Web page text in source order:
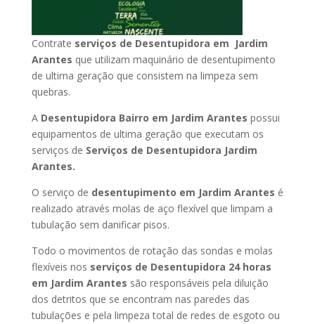
Contrate serviços de Desentupidora em Jardim
Arantes que utilizam maquinário de desentupimento
de ultima geração que consistem na limpeza sem
quebras.
A Desentupidora Bairro em Jardim Arantes possui
equipamentos de ultima geração que executam os
serviços de Serviços de Desentupidora Jardim
Arantes.
O serviço de desentupimento em Jardim Arantes é
realizado através molas de aço flexível que limpam a
tubulação sem danificar pisos.
Todo o movimentos de rotação das sondas e molas
flexíveis nos serviços de Desentupidora 24 horas
em Jardim Arantes são responsáveis pela diluição
dos detritos que se encontram nas paredes das
tubulações e pela limpeza total de redes de esgoto ou